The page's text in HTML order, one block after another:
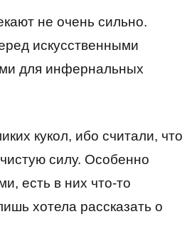
не очень сильно.
искусственными
для инфернальных
кукол, ибо считали, что
силу. Особенно
есть в них что-то
хотела рассказать о